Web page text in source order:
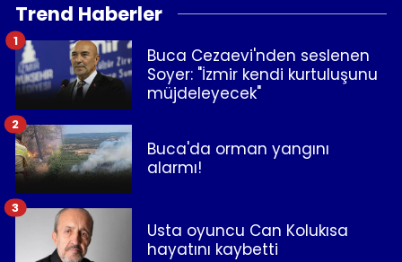
Trend Haberler
Buca Cezaevi'nden seslenen
Soyer: "İzmir kendi kurtuluşunu
müjdeleyecek"
1
Buca'da orman yangını
alarmı!
2
Usta oyuncu Can Kolukısa
hayatını kaybetti
3